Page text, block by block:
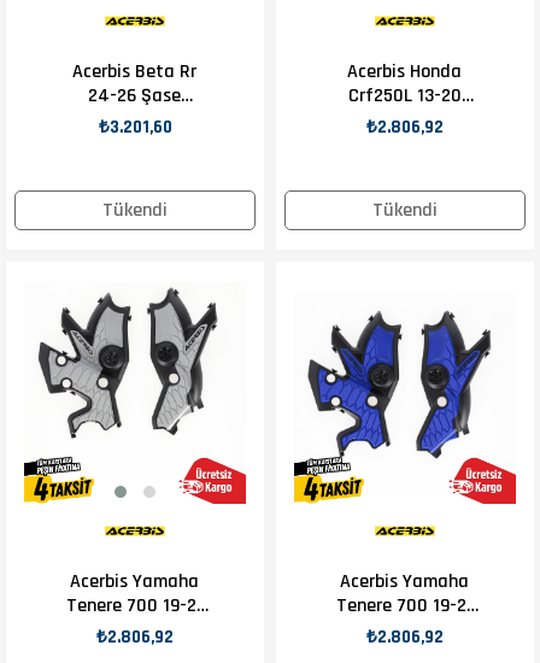
Tükendi
Acerbis Beta Rr
24-26 Şase
Koruma Kırmızı
₺3.201,60
Tükendi
Acerbis Honda
Crf250L 13-20
Şase Koruma Gri
₺2.806,92
Acerbis Yamaha
Tenere 700 19-21
Şase Koruma Gri
₺2.806,92
Acerbis Yamaha
Tenere 700 19-21
Şase Koruma Mavi
₺2.806,92